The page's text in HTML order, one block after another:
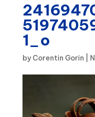
1_o
by Corentin Gorin